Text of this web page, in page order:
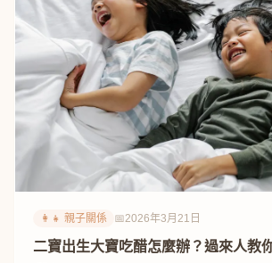
👩‍👧 親子關係 📅2026年3月21日
二寶出生大寶吃醋怎麼辦？過來人教